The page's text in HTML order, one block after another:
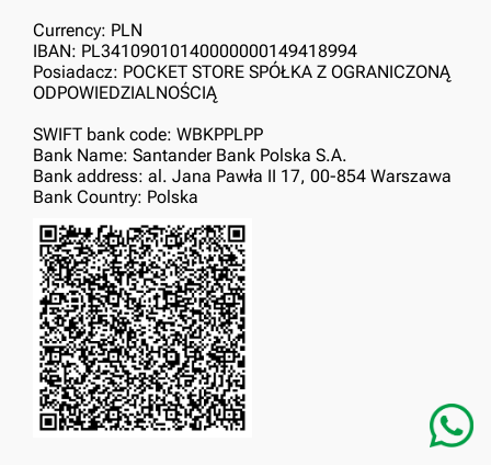
Currency: PLN
IBAN: PL34109010140000000149418994
Posiadacz: POCKET STORE SPÓŁKA Z OGRANICZONĄ
ODPOWIEDZIALNOŚCIĄ
SWIFT bank code: WBKPPLPP
Bank Name: Santander Bank Polska S.A.
Bank address: al. Jana Pawła II 17, 00-854 Warszawa
Bank Country: Polska